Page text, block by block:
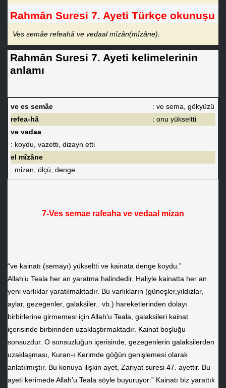
Rahmân Suresi 7. Ayeti Türkçe okunuşu
Ves semâe refeahâ ve vedaal mîzân(mîzâne).
Rahmân Suresi 7. Ayeti kelimelerinin
anlamı
ve es semâe
: ve sema, gökyüzü
refea-hâ
: onu yükseltti
ve vadaa
: koydu, vazetti, dizayn etti
el mîzâne
: mizan, ölçü, denge
7-Ves semae rafeaha ve vedaal mizan
“ve kainatı (semayı) yükseltti ve kainata denge koydu.”
Allah’u Teala her an yaratma halindedir. Haliyle kainatta her an
yeni varlıklar yaratılmaktadır. Bu varlıkların (güneşler,yıldızlar,
aylar, gezegenler, galaksiler.. vb.) hareketlerinden dolayı
birbirlerine girmemesi için Allah’u Teala, galaksileri kainat
içerisinde birbirinden uzaklaştırmaktadır. Kainat boşluğu
sonsuzdur. O sonsuzluğun içerisinde, gezegenlerin galaksilerden
uzaklaşması, Kuran-ı Kerimde göğün genişlemesi olarak
anlatılmıştır. Bu konuya ilişkin ayet, Zariyat suresi 47. ayettir. Bu
ayeti kerimede Allah’u Teala söyle buyuruyor:” Kainatı biz yarattık